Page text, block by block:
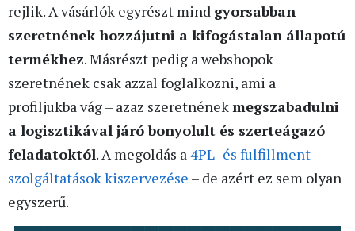
rejlik. A vásárlók egyrészt mind gyorsabban
szeretnének hozzájutni a kifogástalan állapotú
termékhez. Másrészt pedig a webshopok
szeretnének csak azzal foglalkozni, ami a
profiljukba vág – azaz szeretnénekmegszabadulni
a logisztikával járó bonyolult és szerteágazó
feladatoktól. A megoldás a4PL- és fulfillment-
szolgáltatások kiszervezése – de azért ez sem olyan
egyszerű.